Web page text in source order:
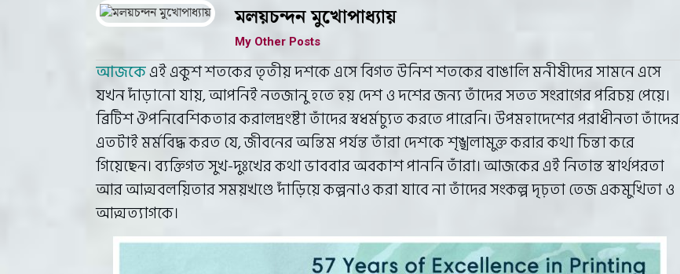
মলয়চন্দন মুখোপাধ্যায়
My Other Posts
আজকেএই একুশ শতকের তৃতীয় দশকে এসে বিগত উনিশ শতকের বাঙালি মনীষীদের সামনে এসে
যখন দাঁড়ানো যায়, আপনিই নতজানু হতে হয় দেশ ও দশের জন্য তাঁদের সতত সংরাগের পরিচয় পেয়ে।
ব্রিটিশ ঔপনিবেশিকতার করালদ্রংষ্টা তাঁদের স্বধর্মচ্যুত করতে পারেনি। উপমহাদেশের পরাধীনতা তাঁদের
এতটাই মর্মবিদ্ধ করত যে, জীবনের অন্তিম পর্যন্ত তাঁরা দেশকে শৃঙ্খলামুক্ত করার কথা চিন্তা করে
গিয়েছেন। ব্যক্তিগত সুখ-দুঃখের কথা ভাববার অবকাশ পাননি তাঁরা। আজকের এই নিতান্ত স্বার্থপরতা
আর আত্মবলয়িতার সময়খণ্ডে দাঁড়িয়ে কল্পনাও করা যাবে না তাঁদের সংকল্প দৃঢ়তা তেজ একমুখিতা ও
আত্মত্যাগকে।